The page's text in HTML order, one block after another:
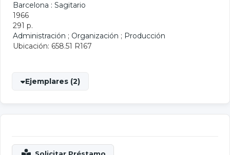
Barcelona : Sagitario
1966
291 p.
Administración ; Organización ; Producción
Ubicación: 658.51 R167
Ejemplares (2)